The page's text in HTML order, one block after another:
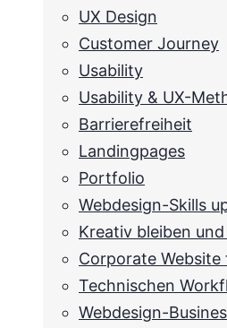
UX Design
Customer Journey
Usability
Usability & UX-
Barrierefreiheit
Landingpages
Portfolio
Webdesign-Skills
Kreativ bleiben
Corporate
Technischen
Webdesign-